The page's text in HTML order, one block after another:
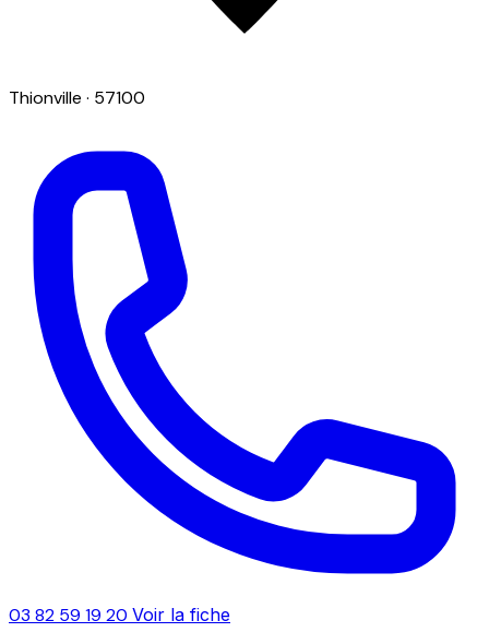
Thionville · 57100
03 82 59 19 20 Voir la fiche